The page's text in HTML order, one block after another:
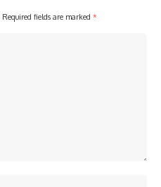
Required fields are marked *